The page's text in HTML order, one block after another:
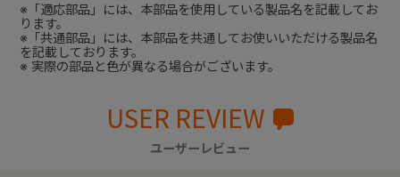
※「適応部品」には、本部品を使用している製品名を記載してお
ります。
※「共通部品」には、本部品を共通してお使いいただける製品名
を記載しております。
※ 実際の部品と色が異なる場合がございます。
USER REVIEW
ユーザーレビュー